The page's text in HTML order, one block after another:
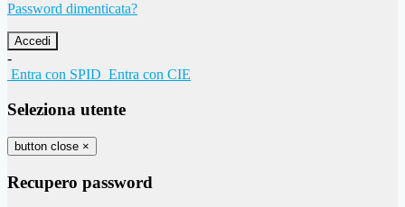
Password dimenticata?
-
Entra con SPID Entra con CIE
Seleziona utente
button close ×
Recupero password